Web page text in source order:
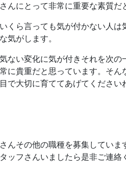
んにとって非常に重要な素質だ
くら言っても気が付かない人
気がします。
ない変化に気が付きそれを次
に貴重だと思っています。そ
で大切に育ててあげてください
んその他の職種を募集してい
ッフさんいましたら是非ご連